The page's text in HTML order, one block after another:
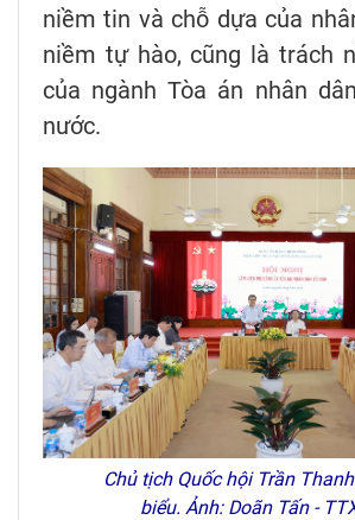
niềm tin và chỗ dựa của
niềm tự hào, cũng là trách
của ngành Tòa án nhân
nước.
Chủ tịch Quốc hội Trần
biểu. Ảnh: Doãn Tấn -